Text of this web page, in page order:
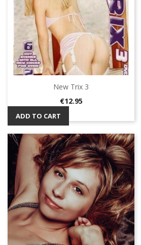
New Trix 3
Price
€12.95
ADD TO CART